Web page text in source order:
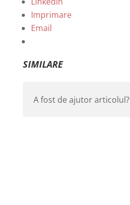
Imprimare
Email
SIMILARE
A fost de ajutor articolul?